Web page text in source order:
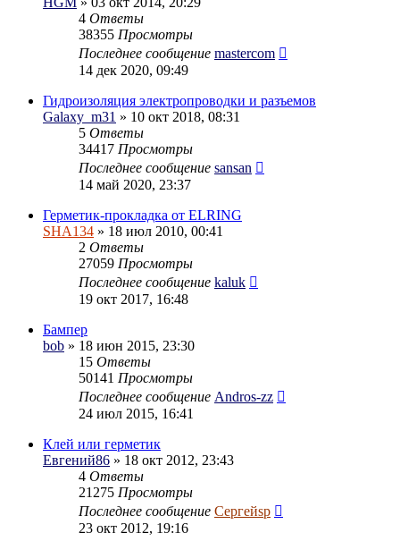
4 Ответы
38355 Просмотры
Последнее сообщение mastercom
14 дек 2020, 09:49
Гидроизоляция электропроводки и разъемов
Galaxy_m31 » 10 окт 2018, 08:31
5 Ответы
34417 Просмотры
Последнее сообщение sansan
14 май 2020, 23:37
Герметик-прокладка от ELRING
SHA134 » 18 июл 2010, 00:41
2 Ответы
27059 Просмотры
Последнее сообщение kaluk
19 окт 2017, 16:48
Бампер
bob » 18 июн 2015, 23:30
15 Ответы
50141 Просмотры
Последнее сообщение Andros-zz
24 июл 2015, 16:41
Клей или герметик
Евгений86 » 18 окт 2012, 23:43
4 Ответы
21275 Просмотры
Последнее сообщение Сергейsp
23 окт 2012, 19:16